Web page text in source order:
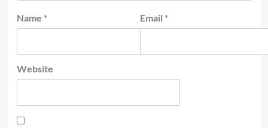
Name * Email *
Website